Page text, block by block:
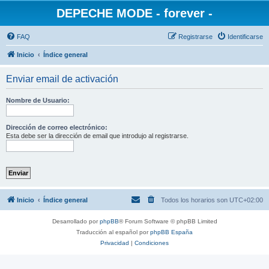
DEPECHE MODE - forever -
FAQ Identificarse
Registrarse
Inicio Índice general
Enviar email de activación
Nombre de Usuario:
Dirección de correo electrónico:
Esta debe ser la dirección de email que introdujo al registrarse.
Inicio Índice general Todos los horarios son UTC+02:00
Desarrollado porphpBB® Forum Software © phpBB Limited
Traducción al español porphpBB España
Privacidad | Condiciones